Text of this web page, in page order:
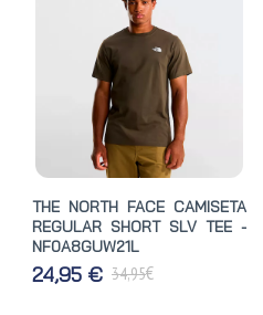
THE NORTH FACE CAMISETA
REGULAR SHORT SLV TEE -
NF0A8GUW21L
24,95 € 34,95€